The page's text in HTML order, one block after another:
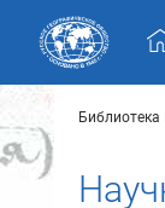
Skip navigation
Библиотека